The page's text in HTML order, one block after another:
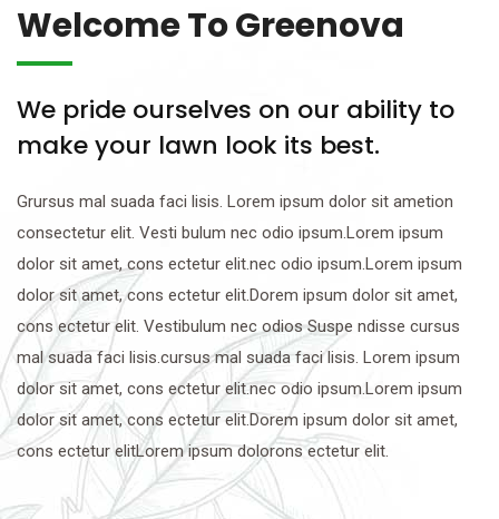
Welcome To Greenova
We pride ourselves on our ability to
make your lawn look its best.
Grursus mal suada faci lisis. Lorem ipsum dolor sit ametion
consectetur elit. Vesti bulum nec odio ipsum.Lorem ipsum
dolor sit amet, cons ectetur elit.nec odio ipsum.Lorem ipsum
dolor sit amet, cons ectetur elit.Dorem ipsum dolor sit amet,
cons ectetur elit. Vestibulum nec odios Suspe ndisse cursus
mal suada faci lisis.cursus mal suada faci lisis. Lorem ipsum
dolor sit amet, cons ectetur elit.nec odio ipsum.Lorem ipsum
dolor sit amet, cons ectetur elit.Dorem ipsum dolor sit amet,
cons ectetur elitLorem ipsum dolorons ectetur elit.